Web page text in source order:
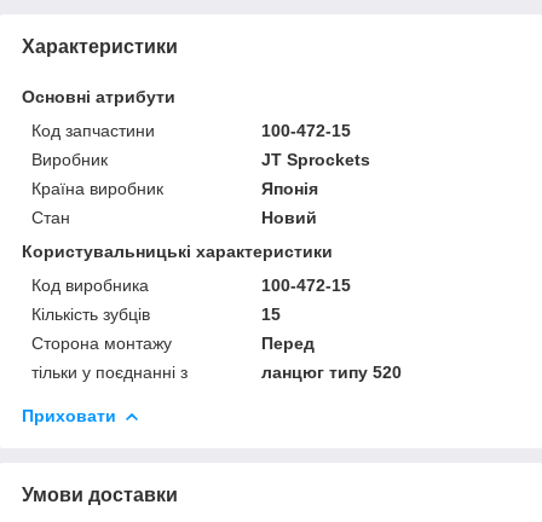
Характеристики
Основні атрибути
Код запчастини
100-472-15
Виробник
JT Sprockets
Країна виробник
Японія
Стан
Новий
Користувальницькі характеристики
Код виробника
100-472-15
Кількість зубців
15
Сторона монтажу
Перед
тільки у поєднанні з
ланцюг типу 520
Приховати
Умови доставки